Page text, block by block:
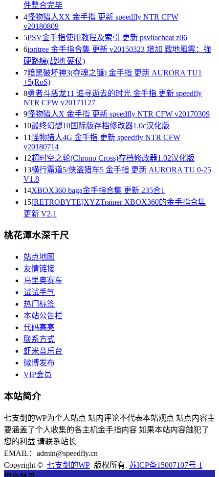
件整合完毕
4怪物猎人XX 金手指 更新 speedfly NTR CFW
v20180809
5PSV金手指使用教程及索引 更新 psvitacheat z06
6ioritree 金手指合集 更新 v20150323 增加 戰地風雲：強
硬路線(战地 硬仗)
7暗黑破坏神3(夺魂之镰) 金手指 更新 AURORA TU1
+5(RoS)
8勇者斗恶龙11 追寻逝去的时光 金手指 更新 speedfly
NTR CFW v20171127
9怪物猎人X 金手指 更新 speedfly NTR CFW v20170309
10最终幻想10国际版存档修改器1.0c汉化版
11怪物猎人4G 金手指 更新 speedfly NTR CFW
v20180714
12超时空之轮(Chrono Cross)存档修改器1.02汉化版
13横行霸道5/侠盗猎车5 金手指 更新 AURORA TU 0-25
V1.8
14XBOX360 baga金手指合集 更新 235合1
15[RETROBYTE]XYZTrainer XBOX360的金手指合集
更新 V2.1
桃花潭水深千尺
站点地图
友情链接
马里奥赛车
试试手气
热门标签
本站公告栏
代码高亮
联系方式
虾米音乐台
微博发布
VIP会员
本站简介
七支剑的WP为个人站点 站内评论不代表本站观点 站点内容主
要涵盖了个人收集的各主机金手指内容 如果本站内容触犯了
您的利益 请联系站长
EMAIL：admin@speedfly.cn
Copyright © 七支剑的WP 版权所有. 苏ICP备15007107号-1